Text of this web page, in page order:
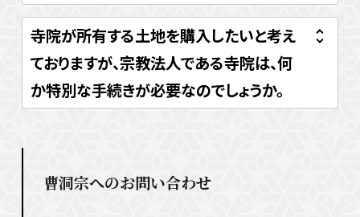
寺院が所有する土地を購入したいと考え
ておりますが、宗教法人である寺院は、何
か特別な手続きが必要なのでしょうか。
曹洞宗へのお問い合わせ